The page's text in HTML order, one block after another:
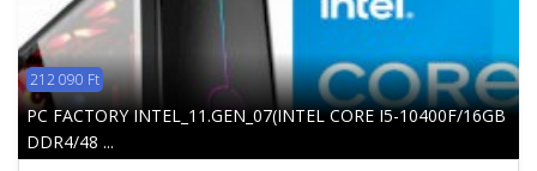
212 090 Ft
PC FACTORY INTEL_11.GEN_07(INTEL CORE I5-10400F/16GB
DDR4/48 ...